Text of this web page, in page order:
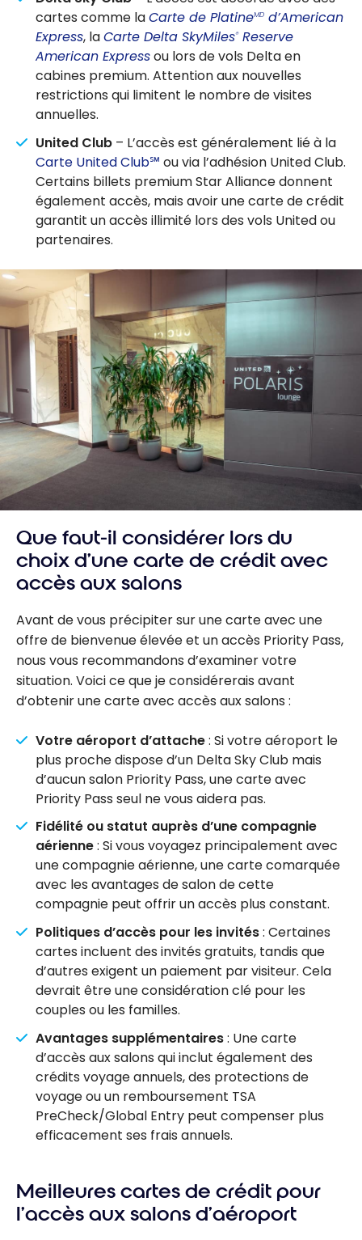
cartes comme laCarte de PlatineMD d’American
Express, laCarte Delta SkyMiles®Reserve
American Expressou lors de vols Delta en
cabines premium. Attention aux nouvelles
restrictions qui limitent le nombre de visites
annuelles.
United Club – L’accès est généralement lié à la
Carte United Club℠ ou via l’adhésion United Club.
Certains billets premium Star Alliance donnent
également accès, mais avoir une carte de crédit
garantit un accès illimité lors des vols United ou
partenaires.
Que faut-il considérer lors du
choix d’une carte de crédit avec
accès aux salons
Avant de vous précipiter sur une carte avec une
offre de bienvenue élevée et un accès Priority Pass,
nous vous recommandons d’examiner votre
situation. Voici ce que je considérerais avant
d’obtenir une carte avec accès aux salons :
Votre aéroport d’attache: Si votre aéroport le
plus proche dispose d’un Delta Sky Club mais
d’aucun salon Priority Pass, une carte avec
Priority Pass seul ne vous aidera pas.
Fidélité ou statut auprès d’une compagnie
aérienne: Si vous voyagez principalement avec
une compagnie aérienne, une carte comarquée
avec les avantages de salon de cette
compagnie peut offrir un accès plus constant.
Politiques d’accès pour les invités: Certaines
cartes incluent des invités gratuits, tandis que
d’autres exigent un paiement par visiteur. Cela
devrait être une considération clé pour les
couples ou les familles.
Avantages supplémentaires: Une carte
d’accès aux salons qui inclut également des
crédits voyage annuels, des protections de
voyage ou un remboursement TSA
PreCheck/Global Entry peut compenser plus
efficacement ses frais annuels.
Meilleures cartes de crédit pour
l’accès aux salons d’aéroport